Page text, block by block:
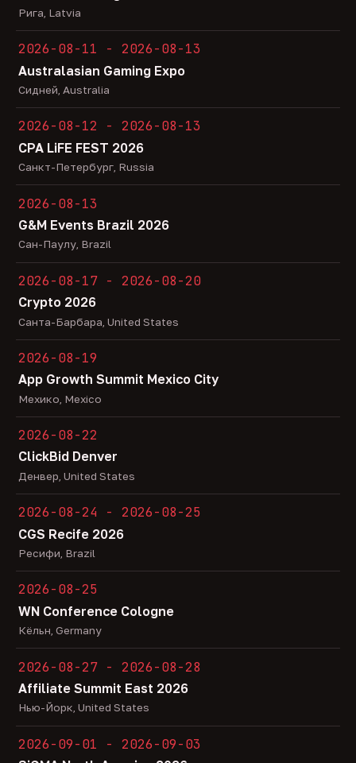
Рига, Latvia
2026-08-11 - 2026-08-13
Australasian Gaming Expo
Сидней, Australia
2026-08-12 - 2026-08-13
CPA LiFE FEST 2026
Санкт-Петербург, Russia
2026-08-13
G&M Events Brazil 2026
Сан-Паулу, Brazil
2026-08-17 - 2026-08-20
Crypto 2026
Санта-Барбара, United States
2026-08-19
App Growth Summit Mexico City
Мехико, Mexico
2026-08-22
ClickBid Denver
Денвер, United States
2026-08-24 - 2026-08-25
CGS Recife 2026
Ресифи, Brazil
2026-08-25
WN Conference Cologne
Кёльн, Germany
2026-08-27 - 2026-08-28
Affiliate Summit East 2026
Нью-Йорк, United States
2026-09-01 - 2026-09-03